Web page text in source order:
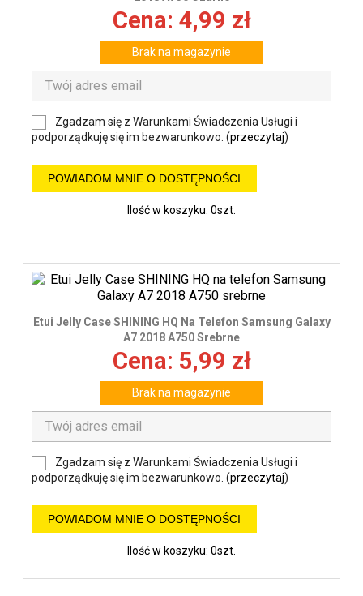
Cena: 4,99 zł
Brak na magazynie
Zgadzam się z Warunkami Świadczenia Usługi i
podporządkuję się im bezwarunkowo. (przeczytaj)
POWIADOM MNIE O DOSTĘPNOŚCI
Ilość w koszyku: 0szt.
Etui Jelly Case SHINING HQ Na Telefon Samsung Galaxy
A7 2018 A750 Srebrne
Cena: 5,99 zł
Brak na magazynie
Zgadzam się z Warunkami Świadczenia Usługi i
podporządkuję się im bezwarunkowo. (przeczytaj)
POWIADOM MNIE O DOSTĘPNOŚCI
Ilość w koszyku: 0szt.